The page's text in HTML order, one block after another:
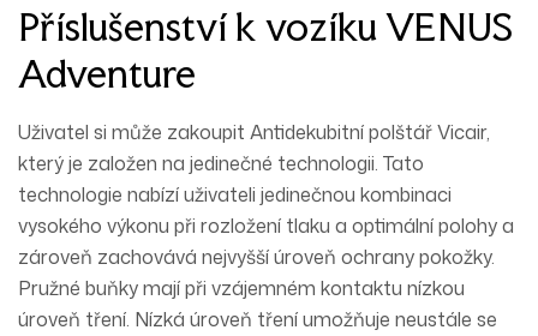
Příslušenství k vozíku VENUS
Adventure
Uživatel si může zakoupit Antidekubitní polštář Vicair,
který je založen na jedinečné technologii. Tato
technologie nabízí uživateli jedinečnou kombinaci
vysokého výkonu při rozložení tlaku a optimální polohy a
zároveň zachovává nejvyšší úroveň ochrany pokožky.
Pružné buňky mají při vzájemném kontaktu nízkou
úroveň tření. Nízká úroveň tření umožňuje neustále se